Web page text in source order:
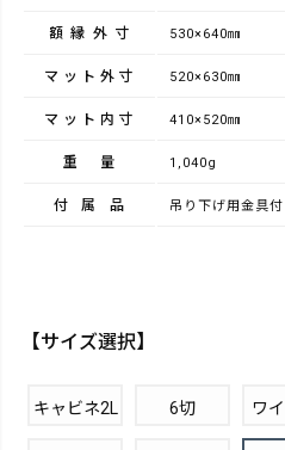
額縁外寸 530×640㎜
マット外寸 520×630㎜
マット内寸 410×520㎜
重量 1,040g
付属品 吊り下げ用金具付
【サイズ選択】
キャビネ2L 6切 ワ